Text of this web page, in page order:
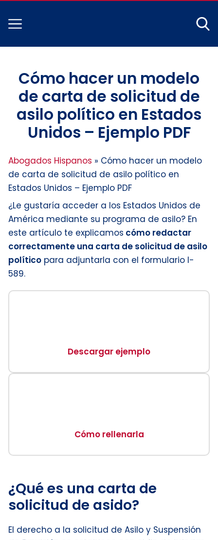
Cómo hacer un modelo
de carta de solicitud de
asilo político en Estados
Unidos – Ejemplo PDF
Abogados Hispanos » Cómo hacer un modelo
de carta de solicitud de asilo político en
Estados Unidos – Ejemplo PDF
¿Le gustaría acceder a los Estados Unidos de
América mediante su programa de asilo? En
este artículo te explicamos cómo redactar
correctamente una carta de solicitud de asilo
político para adjuntarla con el formulario I-
589.
Descargar ejemplo
Cómo rellenarla
¿Qué es una carta de
solicitud de asido?
El derecho a la solicitud de Asilo y Suspensión